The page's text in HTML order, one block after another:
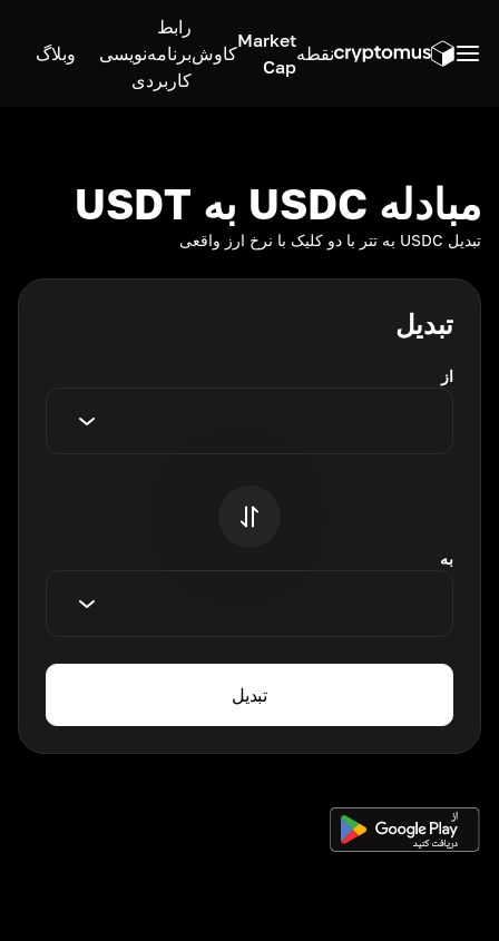
نقطه
Market
Cap
کاوش
رابط
برنامه‌نویسی
کاربردی
وبلاگ
مبادله USDC به USDT
تبدیل USDC به تتر با دو کلیک با نرخ ارز واقعی
تبدیل
از
به
تبدیل